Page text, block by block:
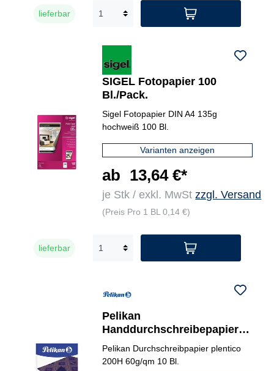
lieferbar
SIGEL Fotopapier 100
Bl./Pack.
Sigel Fotopapier DIN A4 135g
hochweiß 100 Bl.
Varianten anzeigen
ab 13,64 €*
je Stk / exkl. MwStzzgl. Versand
(Preis Pro 1 BL 0,14 €)
lieferbar
Pelikan
Handdurchschreibepapier
plenticopy 200 H
Pelikan Durchschreibpapier plentico
200H 60g/qm 10 Bl.